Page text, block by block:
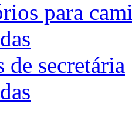
para
de secretária